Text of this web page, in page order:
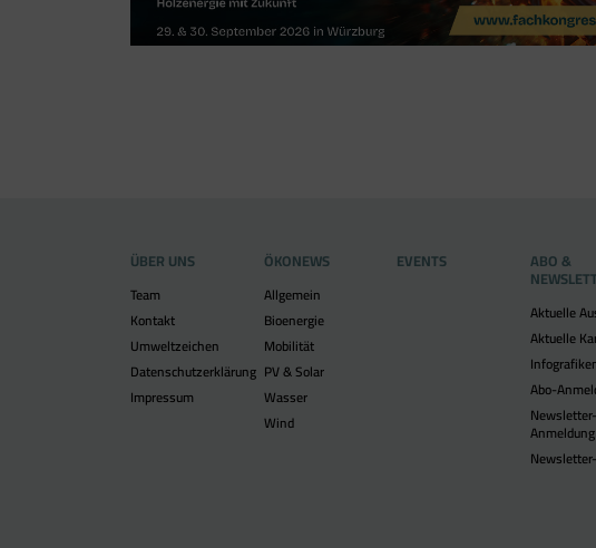
ÜBER UNS
Team
Kontakt
Umweltzeichen
Datenschutzerklärung
Impressum
ÖKONEWS
Allgemein
Bioenergie
Mobilität
PV & Solar
Wasser
Wind
EVENTS ABO &
Aktuelle
Aktuelle
Abo-
Newsletter-
Anmeldung